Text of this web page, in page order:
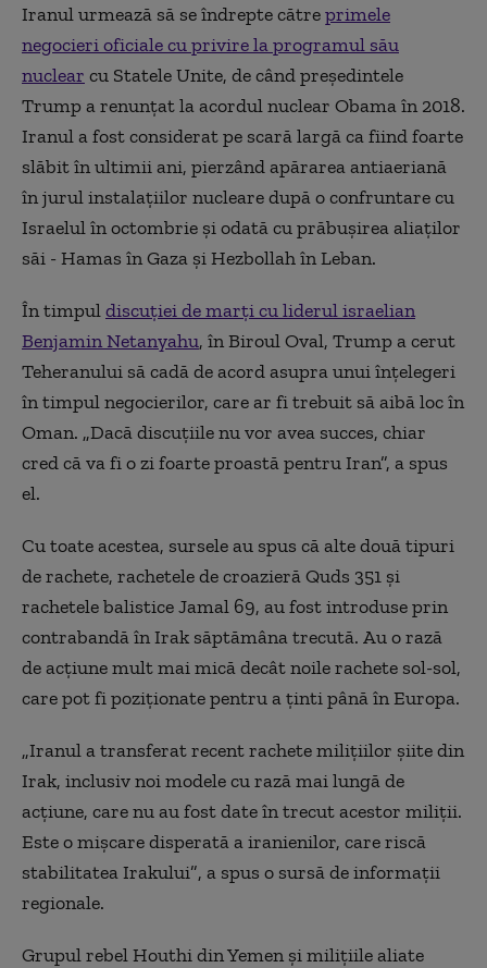
Iranul urmează să se îndrepte cătreprimele
negocieri oficiale cu privire la programul său
nuclear cu Statele Unite, de când președintele
Trump a renunțat la acordul nuclear Obama în 2018.
Iranul a fost considerat pe scară largă ca fiind foarte
slăbit în ultimii ani, pierzând apărarea antiaeriană
în jurulinstalațiilor nucleare după o confruntare cu
Israelulîn octombrie și odată cuprăbușirea aliaților
săi - Hamas în Gaza și Hezbollah în Leban.
În timpuldiscuției de marți cu liderul israelian
BenjaminNetanyahu, în Biroul Oval, Trump a cerut
Teheranului să cadă de acord asupra unuiînțelegeri
în timpul negocierilor, care ar fi trebuit să aibă loc în
Oman. „Dacă discuțiile nu vor avea succes, chiar
cred că va fi o zi foarte proastă pentru Iran”, a spus
el.
Cu toate acestea, sursele au spus că alte două tipuri
de rachete, rachetele de croazieră Quds 351 și
rachetele balistice Jamal 69, au fost introduseprin
contrabandă în Irak săptămâna trecută. Au o rază
de acțiune mult mai mică decât noile rachete sol-sol,
care pot fi poziționate pentru a ținti până în Europa.
„Iranul a transferat recent rachete milițiilor șiite din
Irak, inclusiv noi modele cu rază mai lungă de
acțiune, care nu au fost date în trecut acestor miliții.
Este o mișcare disperată a iranienilor, care riscă
stabilitatea Irakului”, a spus o sursă de informații
regionale.
Grupul rebel Houthi din Yemen și milițiile aliate